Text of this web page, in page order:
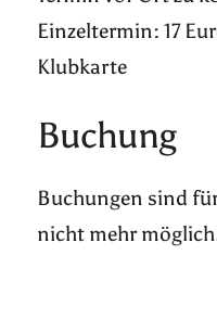
Einzeltermin: 17
Klubkarte
Buchung
Buchungen sind
nicht mehr